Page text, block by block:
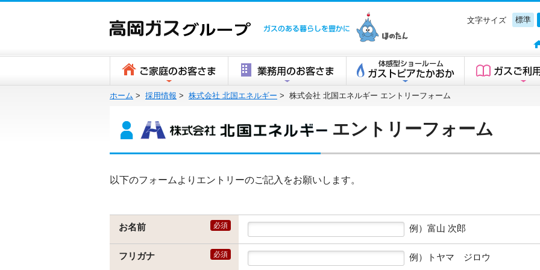
高岡ガスグループ
標準
文字サイズ
ホーム > 採用情報 > 株式会社 北国エネルギー > 株式会社 北国エネルギー エントリーフォーム
エントリーフォーム
以下のフォームよりエントリーのご記入をお願いします。
必須
お名前 例）富山 次郎
必須
フリガナ 例）トヤマ ジロウ